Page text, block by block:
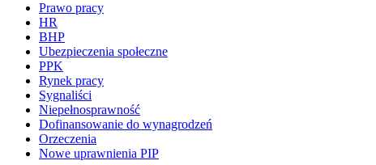
Prawo pracy
HR
BHP
Ubezpieczenia społeczne
PPK
Rynek pracy
Sygnaliści
Niepełnosprawność
Dofinansowanie do wynagrodzeń
Orzeczenia
Nowe uprawnienia PIP